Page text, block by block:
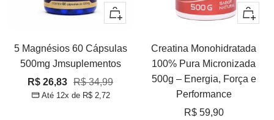
Adicionar
5 Magnésios 60 Cápsulas
500mg Jmsuplementos
Preço
promocional
R$ 26,83 Preço
normal
R$ 34,99
Até 12x de R$ 2,72
Creatina Monohidratada
100% Pura Micronizada
500g – Energia, Força e
Performance
Preço
R$ 59,90